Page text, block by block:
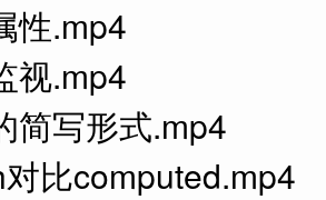
性.mp4
视.mp4
简写形式.mp4
比computed.mp4